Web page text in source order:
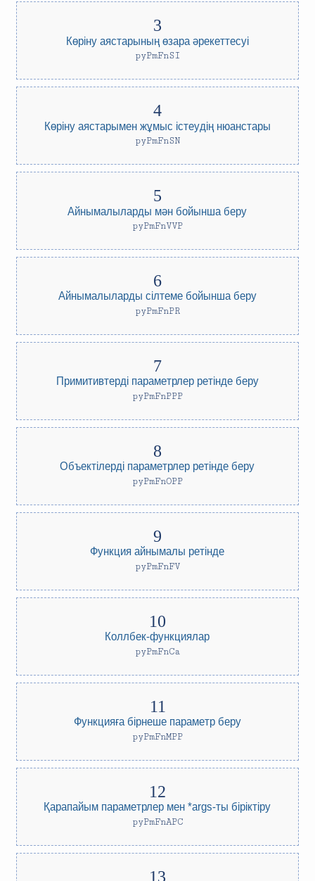
Көріну аястарының өзара әрекеттесуі
pyPmFnSI
Көріну аястарымен жұмыс істеудің нюанстары
pyPmFnSN
Айнымалыларды мән бойынша беру
pyPmFnVVP
Айнымалыларды сілтеме бойынша беру
pyPmFnPR
Примитивтерді параметрлер ретінде беру
pyPmFnPPP
Объектілерді параметрлер ретінде беру
pyPmFnOPP
Функция айнымалы ретінде
pyPmFnFV
Коллбек-функциялар
pyPmFnCa
Функцияға бірнеше параметр беру
pyPmFnMPP
Қарапайым параметрлер мен *args-ты біріктіру
pyPmFnAPC